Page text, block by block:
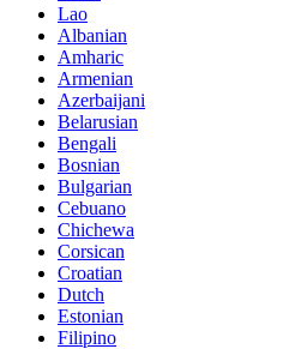
Lao
Albanian
Amharic
Armenian
Azerbaijani
Belarusian
Bengali
Bosnian
Bulgarian
Cebuano
Chichewa
Corsican
Croatian
Dutch
Estonian
Filipino